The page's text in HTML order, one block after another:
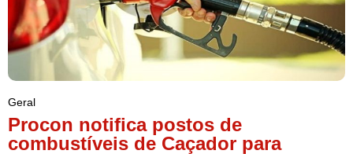
Geral
Procon notifica postos de
combustíveis de Caçador para